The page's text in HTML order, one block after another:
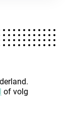
of volg